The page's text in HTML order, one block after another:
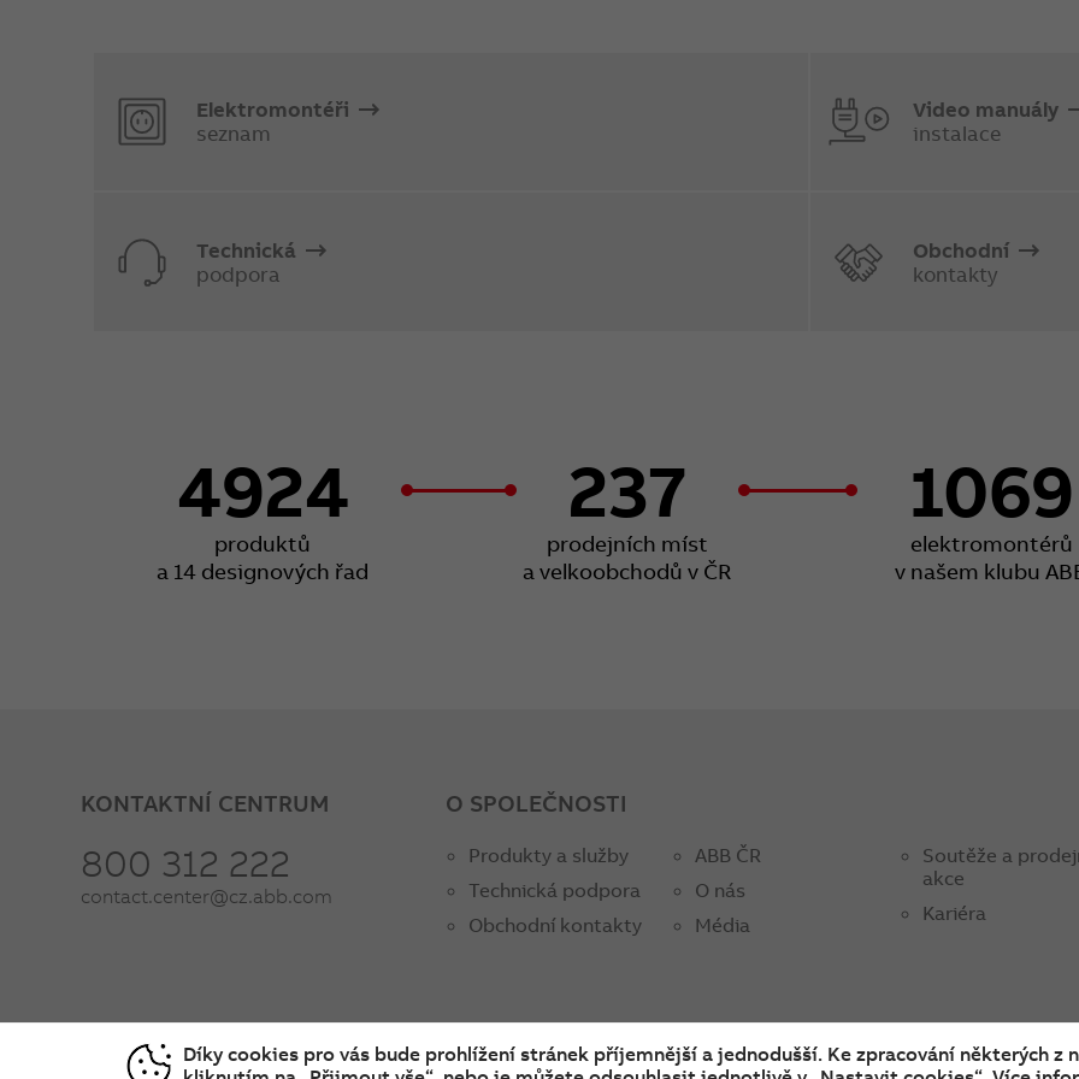
Elektromontéři
seznam
Video manuály
instalace
Technická
podpora
Obchodní
kontakty
4924
produktů
a 14 designových řad
237
prodejních míst
a velkoobchodů v ČR
1069
elektromontérů
v našem klubu
KONTAKTNÍ CENTRUM
800 312 222
contact.center@cz.abb.com
O SPOLEČNOSTI
Produkty a služby
Technická podpora
Obchodní kontakty
ABB ČR
O nás
Média
Soutěže a
akce
Kariéra
Díky cookies pro vás bude prohlížení stránek příjemnější a jednodušší. Ke zpracování některých z